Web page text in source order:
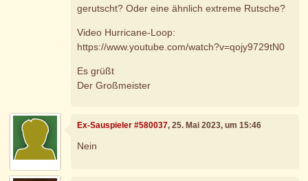
gerutscht? Oder eine ähnlich extreme Rutsche?
Video Hurricane-Loop:
https://www.youtube.com/watch?v=qojy9729tN0
Es grüßt
Der Großmeister
Ex-Sauspieler #580037, 25. Mai 2023, um 15:46
Nein